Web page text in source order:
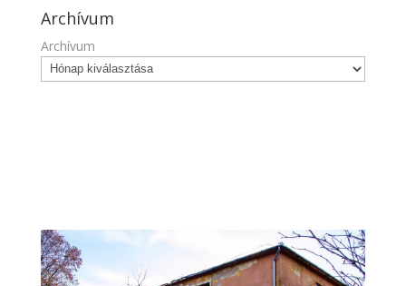
Archívum
Archívum